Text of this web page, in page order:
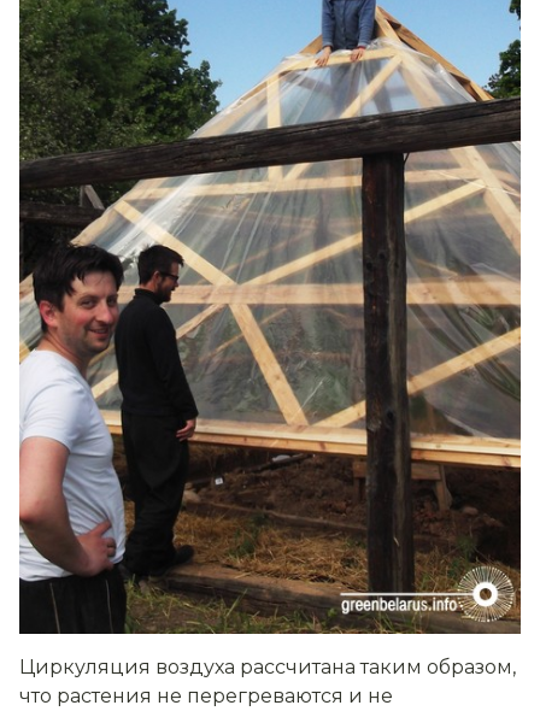
Циркуляция воздуха рассчитана таким образом,
что растения не перегреваются и не